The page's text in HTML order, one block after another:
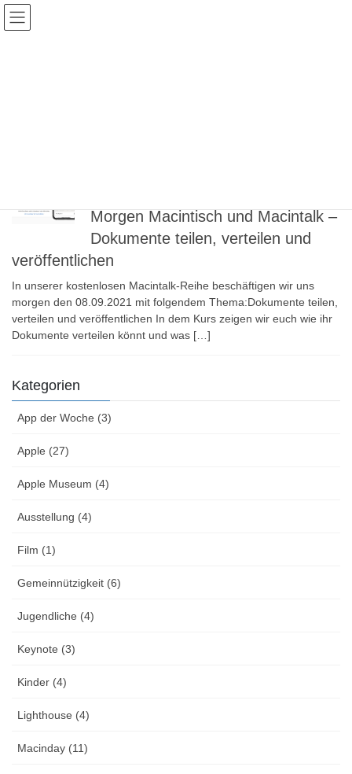
Skip
Skip
Morgen Macintisch und Macintalk –
Dokumente teilen, verteilen und
veröffentlichen
In unserer kostenlosen Macintalk-Reihe beschäftigen wir uns
morgen den 08.09.2021 mit folgendem Thema:Dokumente teilen,
verteilen und veröffentlichen In dem Kurs zeigen wir euch wie ihr
Dokumente verteilen könnt und was […]
Kategorien
App der Woche (3)
Apple (27)
Apple Museum (4)
Ausstellung (4)
Film (1)
Gemeinnützigkeit (6)
Jugendliche (4)
Keynote (3)
Kinder (4)
Lighthouse (4)
Macinday (11)